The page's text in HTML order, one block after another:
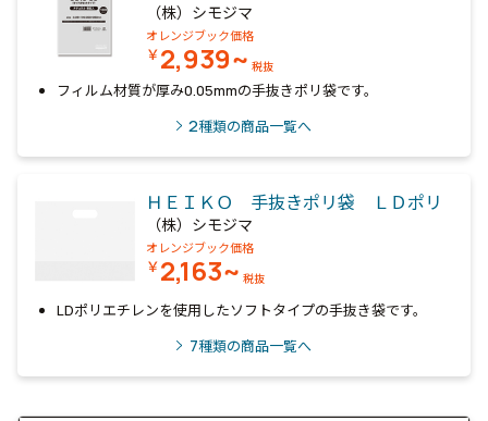
（株）シモジマ
オレンジブック価格
￥2,939~ 税抜
フィルム材質が厚み0.05mmの手抜きポリ袋です。
2種類の商品一覧へ
ＨＥＩＫＯ 手抜きポリ袋 ＬＤポリ
（株）シモジマ
オレンジブック価格
￥2,163~ 税抜
LDポリエチレンを使用したソフトタイプの手抜き袋です。
7種類の商品一覧へ